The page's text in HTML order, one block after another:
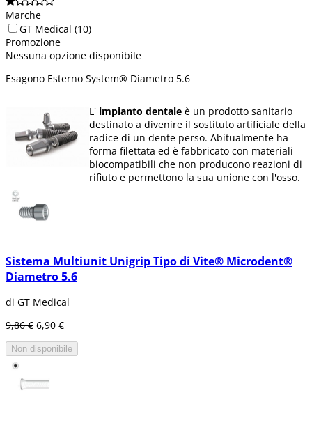
Marche
GT Medical (10)
Promozione
Nessuna opzione disponibile
Esagono Esterno System® Diametro 5.6
L' impianto dentale è un prodotto sanitario
destinato a divenire il sostituto artificiale della
radice di un dente perso. Abitualmente ha
forma filettata ed è fabbricato con materiali
biocompatibili che non producono reazioni di
rifiuto e permettono la sua unione con l'osso.
materiale ceramico).
Sistema Multiunit Unigrip Tipo di Vite® Microdent®
Diametro 5.6
di GT Medical
9,86 € 6,90 €
Non disponibile